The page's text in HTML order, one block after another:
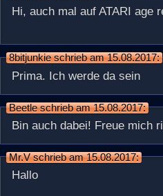
Hi, auch mal auf ATARI age
8bitjunkie schrieb am 15.08.2017:
Prima. Ich werde da sein
Beetle schrieb am 15.08.2017:
Bin auch dabei! Freue mich
Mr.V schrieb am 15.08.2017:
Hallo